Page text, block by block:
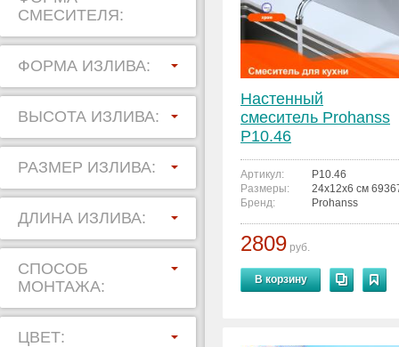
СМЕСИТЕЛЯ:
ФОРМА ИЗЛИВА:
ВЫСОТА ИЗЛИВА:
РАЗМЕР ИЗЛИВА:
ДЛИНА ИЗЛИВА:
СПОСОБ
МОНТАЖА:
ЦВЕТ:
Настенный
смеситель Prohanss
P10.46
Артикул:
P10.46
Размеры:
24x12x6 см
Бренд:
Prohanss
2809 руб.
В корзину